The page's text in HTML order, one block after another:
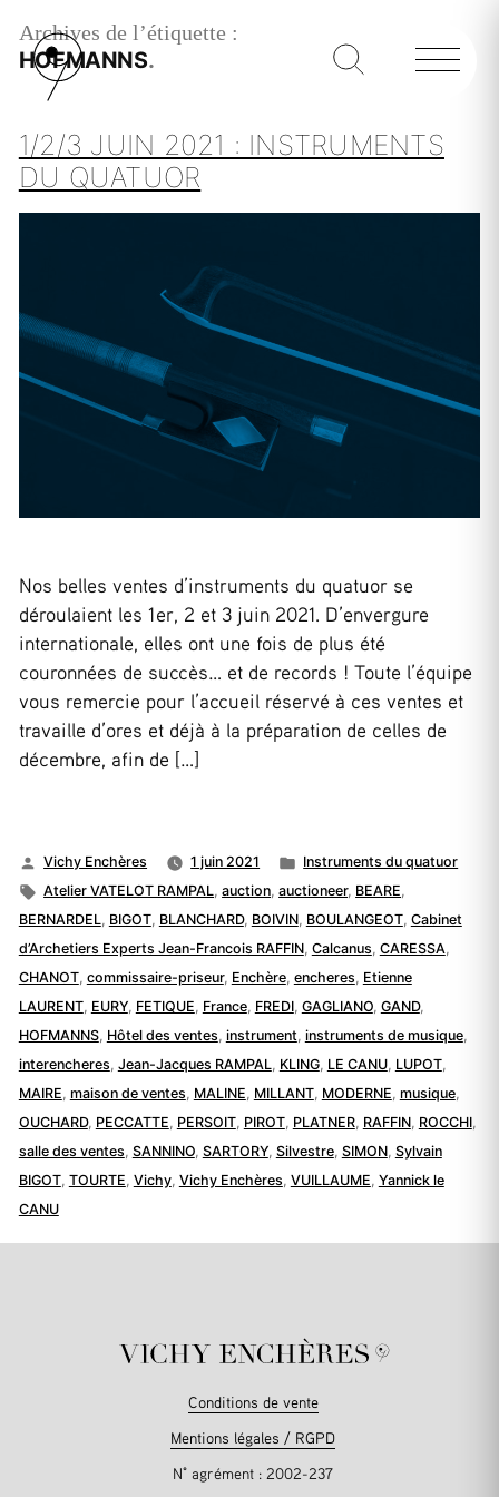
Archives de l’étiquette :
HOFMANNS
1/2/3 JUIN 2021 : INSTRUMENTS
DU QUATUOR
Nos belles ventes d’instruments du quatuor se
déroulaient les 1er, 2 et 3 juin 2021. D’envergure
internationale, elles ont une fois de plus été
couronnées de succès… et de records ! Toute l’équipe
vous remercie pour l’accueil réservé à ces ventes et
travaille d’ores et déjà à la préparation de celles de
décembre, afin de […]
Publié
par
Vichy Enchères 1 juin 2021
Publié
dans
Instruments du quatuor
Étiquettes :
Atelier VATELOT RAMPAL ,auction ,auctioneer, BEARE
BERNARDEL BIGOT, BLANCHARD, BOIVIN, BOULANGEOT, Cabinet
d’Archetiers Experts Jean-Francois RAFFIN, Calcanus CARESSA
CHANOT, commissaire-priseur, Enchère, encheres Etienne
LAURENT, EURY, FETIQUE France, FREDI, GAGLIANO, GAND,
HOFMANNS, Hôtel des ventes instrument instruments de musique,
interencheres Jean-Jacques RAMPAL KLING, LE CANU, LUPOT,
MAIRE maison de ventes MALINE MILLANT, MODERNE musique,
OUCHARD, PECCATTE PERSOIT, PIROT, PLATNER, RAFFIN, ROCCHI,
salle des ventes SANNINO, SARTORY, Silvestre, SIMON, Sylvain
BIGOT, TOURTE Vichy, Vichy Enchères VUILLAUME Yannick le
CANU
Conditions de vente
Mentions légales / RGPD
N° agrément : 2002-237